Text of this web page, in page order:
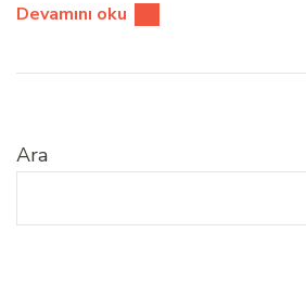
Devamını oku
Ara